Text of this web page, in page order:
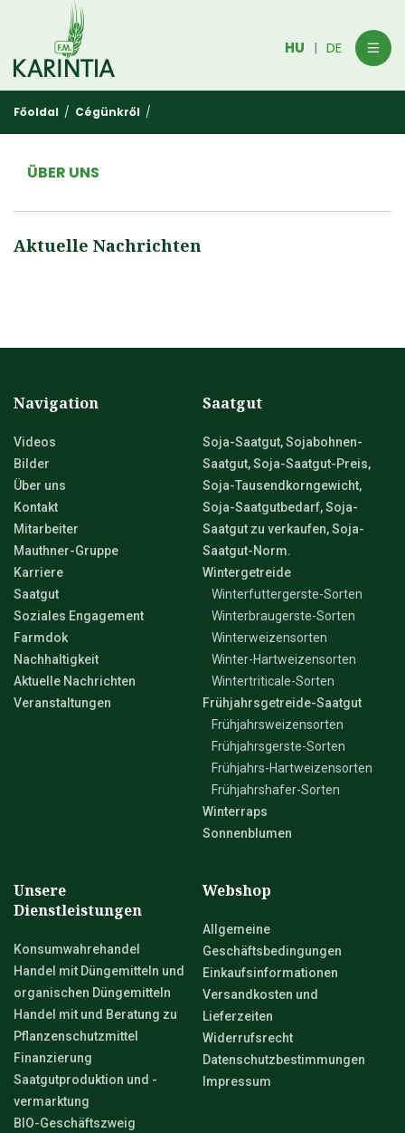
HU | DE
Főoldal / Cégünkről /
ÜBER UNS
Aktuelle Nachrichten
Navigation
Videos
Bilder
Über uns
Kontakt
Mitarbeiter
Mauthner-Gruppe
Karriere
Saatgut
Soziales Engagement
Farmdok
Nachhaltigkeit
Aktuelle Nachrichten
Veranstaltungen
Saatgut
Soja-Saatgut, Sojabohnen-
Saatgut, Soja-Saatgut-Preis,
Soja-Tausendkorngewicht,
Soja-Saatgutbedarf, Soja-
Saatgut zu verkaufen, Soja-
Saatgut-Norm.
Wintergetreide
Winterfuttergerste-Sorten
Winterbraugerste-Sorten
Winterweizensorten
Winter-Hartweizensorten
Wintertriticale-Sorten
Frühjahrsgetreide-Saatgut
Frühjahrsweizensorten
Frühjahrsgerste-Sorten
Frühjahrs-Hartweizensorten
Frühjahrshafer-Sorten
Winterraps
Sonnenblumen
Unsere
Dienstleistungen
Konsumwahrehandel
Handel mit Düngemitteln und
organischen Düngemitteln
Handel mit und Beratung zu
Pflanzenschutzmittel
Finanzierung
Saatgutproduktion und -
vermarktung
BIO-Geschäftszweig
Webshop
Allgemeine
Geschäftsbedingungen
Einkaufsinformationen
Versandkosten und
Lieferzeiten
Widerrufsrecht
Datenschutzbestimmungen
Impressum